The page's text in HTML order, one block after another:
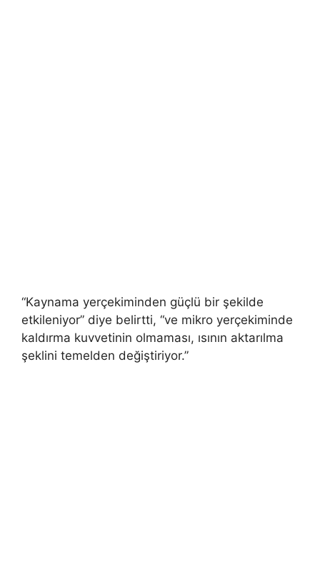
“Kaynama yerçekiminden güçlü bir şekilde
etkileniyor” diye belirtti, “ve mikro yerçekiminde
kaldırma kuvvetinin olmaması, ısının aktarılma
şeklini temelden değiştiriyor.”